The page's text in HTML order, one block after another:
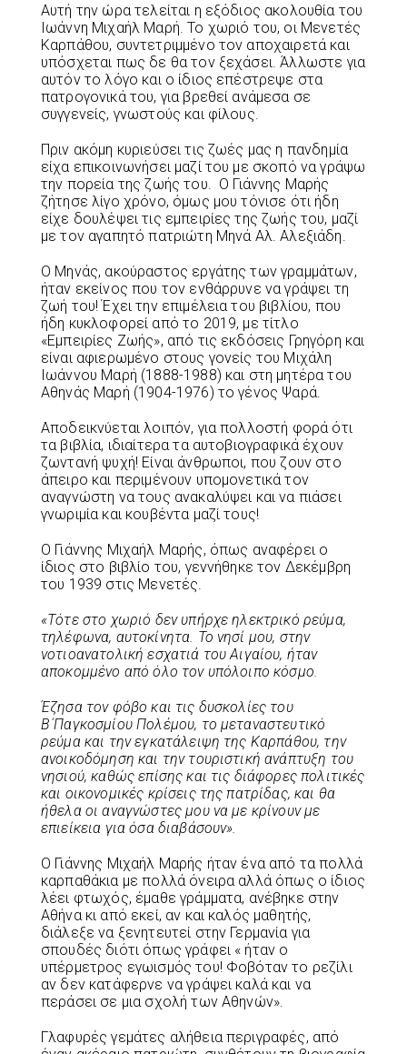
Αυτή την ώρα τελείται η εξόδιος ακολουθία του
Ιωάννη Μιχαήλ Μαρή. Το χωριό του, οι Μενετές
Καρπάθου, συντετριμμένο τον αποχαιρετά και
υπόσχεται πως δε θα τον ξεχάσει. Άλλωστε για
αυτόν το λόγο και ο ίδιος επέστρεψε στα
πατρογονικά του, για βρεθεί ανάμεσα σε
συγγενείς, γνωστούς και φίλους.
Πριν ακόμη κυριεύσει τις ζωές μας η πανδημία
είχα επικοινωνήσει μαζί του με σκοπό να γράψω
την πορεία της ζωής του. Ο Γιάννης Μαρής
ζήτησε λίγο χρόνο, όμως μου τόνισε ότι ήδη
είχε δουλέψει τις εμπειρίες της ζωής του, μαζί
με τον αγαπητό πατριώτη Μηνά Αλ. Αλεξιάδη.
Ο Μηνάς, ακούραστος εργάτης των γραμμάτων,
ήταν εκείνος που τον ενθάρρυνε να γράψει τη
ζωή του! Έχει την επιμέλεια του βιβλίου, που
ήδη κυκλοφορεί από το 2019, με τίτλο
«Εμπειρίες Ζωής», από τις εκδόσεις Γρηγόρη και
είναι αφιερωμένο στους γονείς του Μιχάλη
Ιωάννου Μαρή (1888-1988) και στη μητέρα του
Αθηνάς Μαρή (1904-1976) το γένος Ψαρά.
Αποδεικνύεται λοιπόν, για πολλοστή φορά ότι
τα βιβλία, ιδιαίτερα τα αυτοβιογραφικά έχουν
ζωντανή ψυχή! Είναι άνθρωποι, που ζουν στο
άπειρο και περιμένουν υπομονετικά τον
αναγνώστη να τους ανακαλύψει και να πιάσει
γνωριμία και κουβέντα μαζί τους!
Ο Γιάννης Μιχαήλ Μαρής, όπως αναφέρει ο
ίδιος στο βιβλίο του, γεννήθηκε τον Δεκέμβρη
του 1939 στις Μενετές.
«Τότε στο χωριό δεν υπήρχε ηλεκτρικό ρεύμα,
τηλέφωνα, αυτοκίνητα. Το νησί μου, στην
νοτιοανατολική εσχατιά του Αιγαίου, ήταν
αποκομμένο από όλο τον υπόλοιπο κόσμο.
Έζησα τον φόβο και τις δυσκολίες του
Β΄Παγκοσμίου Πολέμου, το μεταναστευτικό
ρεύμα και την εγκατάλειψη της Καρπάθου, την
ανοικοδόμηση και την τουριστική ανάπτυξη του
νησιού, καθώς επίσης και τις διάφορες πολιτικές
και οικονομικές κρίσεις της πατρίδας, και θα
ήθελα οι αναγνώστες μου να με κρίνουν με
επιείκεια για όσα διαβάσουν».
Ο Γιάννης Μιχαήλ Μαρής ήταν ένα από τα πολλά
καρπαθάκια με πολλά όνειρα αλλά όπως ο ίδιος
λέει φτωχός, έμαθε γράμματα, ανέβηκε στην
Αθήνα κι από εκεί, αν και καλός μαθητής,
διάλεξε να ξενητευτεί στην Γερμανία για
σπουδές διότι όπως γράφει « ήταν ο
υπέρμετρος εγωισμός του! Φοβόταν το ρεζίλι
αν δεν κατάφερνε να γράψει καλά και να
περάσει σε μια σχολή των Αθηνών».
Γλαφυρές γεμάτες αλήθεια περιγραφές, από